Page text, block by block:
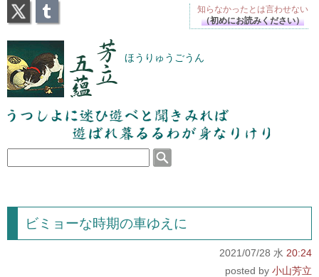
芳立五蘊 ほうりゅうごうん
うつしよに迷ひ遊べと聞きみれば遊ばれ暮るるわが
身なりけり
ビミョーな時期の車ゆえに
2021/07/28 水 20:24
小山芳立
知らなかったとは言わせない
（初めにお読みください）
X Tumblr